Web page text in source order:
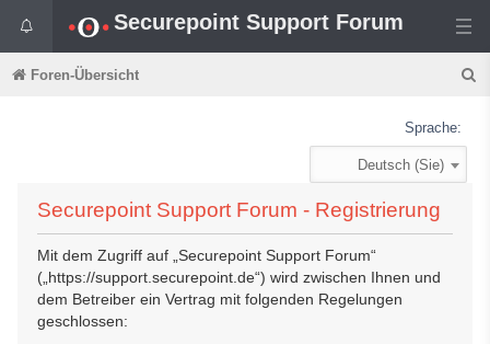
Securepoint Support Forum
Foren-Übersicht
Sprache:
Deutsch (Sie)
Securepoint Support Forum - Registrierung
Mit dem Zugriff auf „Securepoint Support Forum“
(„https://support.securepoint.de“) wird zwischen Ihnen und
dem Betreiber ein Vertrag mit folgenden Regelungen
geschlossen: